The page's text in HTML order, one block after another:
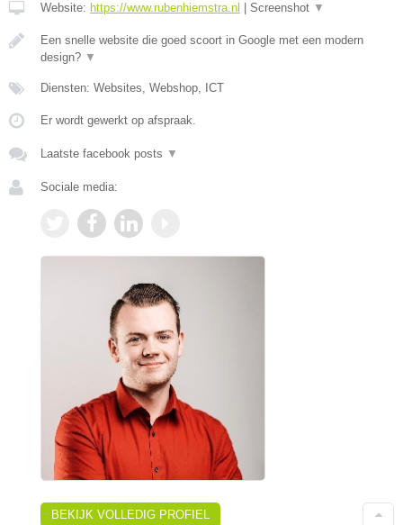
Website: https://www.rubenhiemstra.nl Screenshot ▼
Een snelle website die goed scoort in Google met een modern
design? ▼
Diensten: Websites, Webshop, ICT
Er wordt gewerkt op afspraak.
Laatste facebook posts ▼
Sociale media:
BEKIJK VOLLEDIG PROFIEL